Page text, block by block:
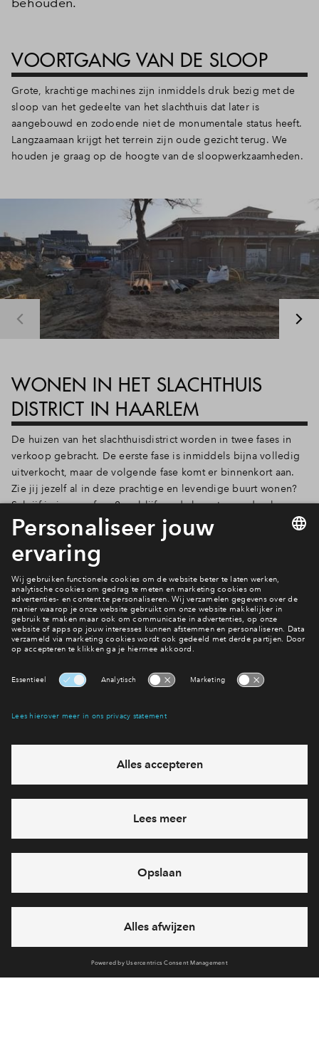
Inloggen
VOORTGANG VAN DE SLOOP
Grote, krachtige machines zijn inmiddels druk bezig met de
sloop van het gedeelte van het slachthuis dat later is
aangebouwd en zodoende niet de monumentale status heeft.
Langzaamaan krijgt het terrein zijn oude gezicht terug. We
houden je graag op de hoogte van de sloopwerkzaamheden.
WONEN IN HET SLACHTHUIS
DISTRICT IN HAARLEM
De huizen van het slachthuisdistrict worden in twee fases in
verkoop gebracht. De eerste fase is inmiddels bijna volledig
uitverkocht, maar de volgende fase komt er binnenkort aan.
Zie jij jezelf al in deze prachtige en levendige buurt wonen?
Schrijf je in voor fase 2 en blijf op de hoogte van de plannen.
Bekijk het woningaanbod
Bekijk de woningen
Interesse? Meld je dan snel aan
Hiermee blijf je op de hoogte van het belangrijkste nieuws en
Ja, ik wil mij aanmelden
Heb je een vraag en wil je direct antwoord? Bel ons op
712 26 37
feestdagen)
vandaag gesloten, maandag zijn we vanaf
09:00 uur weer
bereikbaar